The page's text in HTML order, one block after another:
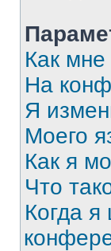
Как
На
Я
Моего
Как я
Что
Когда